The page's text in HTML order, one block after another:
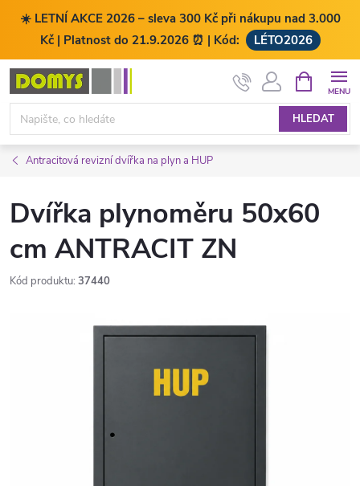
☀️ LETNÍ AKCE 2026 – sleva 300 Kč při nákupu nad 3.000
Kč | Platnost do 21.9.2026 ⏰ | Kód:
LÉTO2026
Přejít
obsah
HLEDAT
NÁKUPNÍ
KOŠÍK
Antracitová revizní dvířka na plyn a HUP
Dvířka plynoměru 50x60
cm ANTRACIT ZN
Kód produktu: 37440